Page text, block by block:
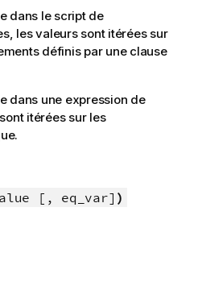
dans le script de
les valeurs sont itérées sur
définis par une clause
dans une expression de
itérées sur les
[, eq_var] )